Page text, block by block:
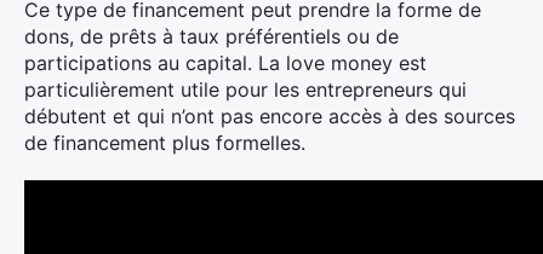
Ce type de financement peut prendre la forme de
dons, de prêts à taux préférentiels ou de
participations au capital. La love money est
particulièrement utile pour les entrepreneurs qui
débutent et qui n’ont pas encore accès à des sources
de financement plus formelles.